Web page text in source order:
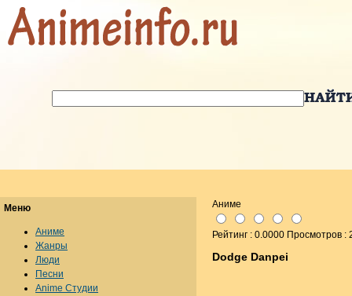
Аниме
Рейтинг : 0.0000 Просмотров :
Dodge Danpei
Меню
Аниме
Жанры
Люди
Песни
Anime Студии